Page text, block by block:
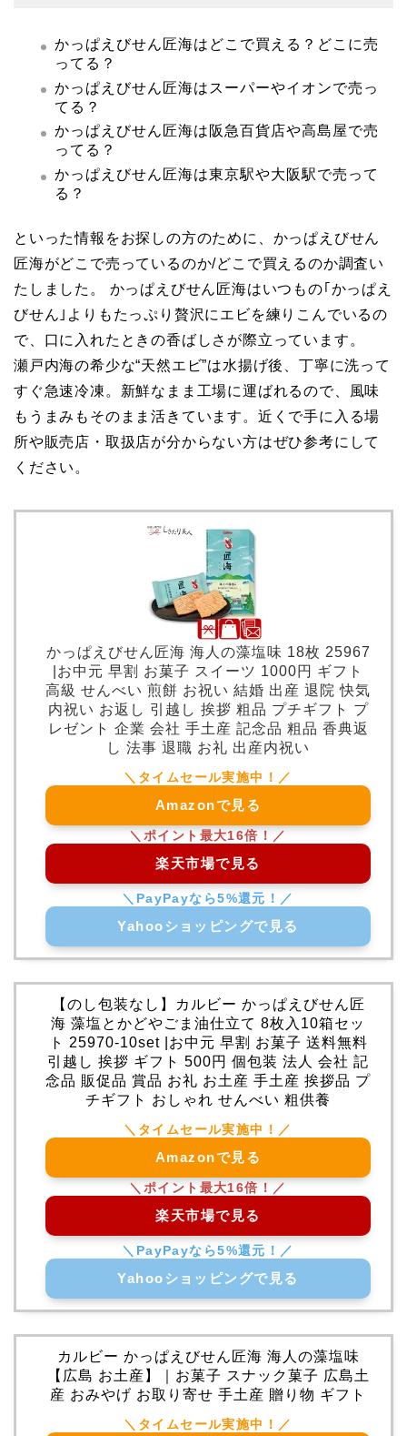
かっぱえびせん匠海はどこで買える？どこに売
ってる？
かっぱえびせん匠海はスーパーやイオンで売っ
てる？
かっぱえびせん匠海は阪急百貨店や高島屋で売
ってる？
かっぱえびせん匠海は東京駅や大阪駅で売って
る？
といった情報をお探しの方のために、かっぱえびせん
匠海がどこで売っているのか/どこで買えるのか調査い
たしました。 かっぱえびせん匠海はいつもの｢かっぱえ
びせん｣よりもたっぷり贅沢にエビを練りこんでいるの
で、口に入れたときの香ばしさが際立っています。
瀬戸内海の希少な“天然エビ”は水揚げ後、丁寧に洗って
すぐ急速冷凍。新鮮なまま工場に運ばれるので、風味
もうまみもそのまま活きています。近くで手に入る場
所や販売店・取扱店が分からない方はぜひ参考にして
ください。
かっぱえびせん匠海 海人の藻塩味 18枚 25967
|お中元 早割 お菓子 スイーツ 1000円 ギフト
高級 せんべい 煎餅 お祝い 結婚 出産 退院 快気
内祝い お返し 引越し 挨拶 粗品 プチギフト プ
レゼント 企業 会社 手土産 記念品 粗品 香典返
し 法事 退職 お礼 出産内祝い
Amazonで見る
楽天市場で見る
Yahooショッピングで見る
【のし包装なし】カルビー かっぱえびせん匠
海 藻塩とかどやごま油仕立て 8枚入10箱セッ
ト 25970-10set |お中元 早割 お菓子 送料無料
引越し 挨拶 ギフト 500円 個包装 法人 会社 記
念品 販促品 賞品 お礼 お土産 手土産 挨拶品 プ
チギフト おしゃれ せんべい 粗供養
Amazonで見る
楽天市場で見る
Yahooショッピングで見る
カルビー かっぱえびせん匠海 海人の藻塩味
【広島 お土産】｜お菓子 スナック菓子 広島土
産 おみやげ お取り寄せ 手土産 贈り物 ギフト